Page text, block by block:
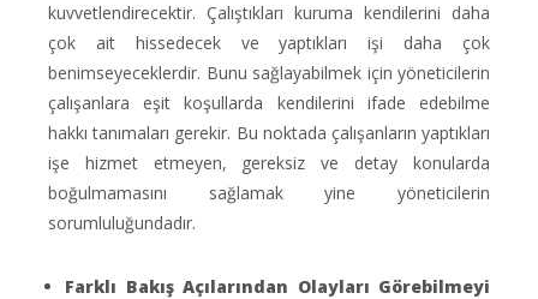
kuvvetlendirecektir. Çalıştıkları kuruma kendilerini daha
çok ait hissedecek ve yaptıkları işi daha çok
benimseyeceklerdir. Bunu sağlayabilmek için yöneticilerin
çalışanlara eşit koşullarda kendilerini ifade edebilme
hakkı tanımaları gerekir. Bu noktada çalışanların yaptıkları
işe hizmet etmeyen, gereksiz ve detay konularda
boğulmamasını sağlamak yine yöneticilerin
sorumluluğundadır.
Farklı Bakış Açılarından Olayları Görebilmeyi